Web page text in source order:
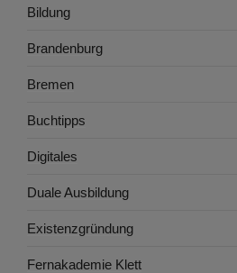
Bildung
Brandenburg
Bremen
Buchtipps
Digitales
Duale Ausbildung
Existenzgründung
Fernakademie Klett